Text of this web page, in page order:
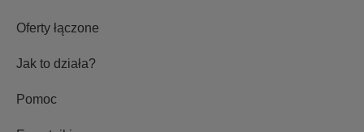
Oferty łączone
Jak to działa?
Pomoc